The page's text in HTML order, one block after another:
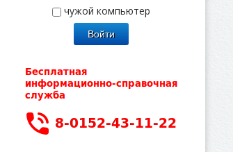
чужой компьютер